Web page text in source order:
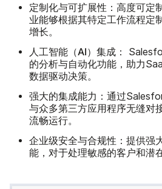
定制化与可扩展性： 高度可定
业能够根据其特定工作流程定
增长。
人工智能（AI）集成：
的分析与自动化功能，助力
数据驱动决策。
强大的集成能力： 通过
与众多第三方应用程序无缝对
流畅运行。
企业级安全与合规性： 提供强
能，对于处理敏感的客户和潜